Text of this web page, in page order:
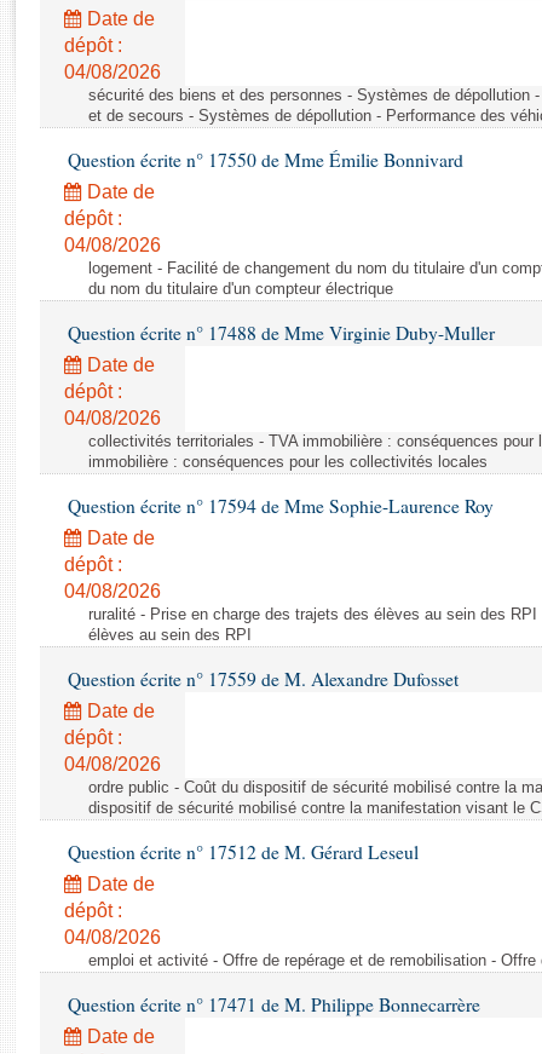
Rapports législatifs
Rapports sur l'application des lois
Baromètre de l’application des lois
Dossiers législatifs
Budget et sécurité sociale
Questions écrites et orales
Comptes rendus des débats
Date de
dépôt :
04/08/2026
sécurité des biens et des personnes - Systèmes de dépollution
et de secours - Systèmes de dépollution - Performance des
Question écrite n° 17550 de Mme Émilie Bonnivard
Date de
dépôt :
04/08/2026
logement - Facilité de changement du nom du titulaire d'un
du nom du titulaire d'un compteur électrique
Question écrite n° 17488 de Mme Virginie Duby-Muller
Date de
dépôt :
04/08/2026
collectivités territoriales - TVA immobilière : conséquences
immobilière : conséquences pour les collectivités locales
Question écrite n° 17594 de Mme Sophie-Laurence Roy
Date de
dépôt :
04/08/2026
ruralité - Prise en charge des trajets des élèves au sein des
élèves au sein des RPI
Question écrite n° 17559 de M. Alexandre Dufosset
Date de
dépôt :
04/08/2026
ordre public - Coût du dispositif de sécurité mobilisé contre la
dispositif de sécurité mobilisé contre la manifestation visant le
Question écrite n° 17512 de M. Gérard Leseul
Date de
dépôt :
04/08/2026
emploi et activité - Offre de repérage et de remobilisation -
Question écrite n° 17471 de M. Philippe Bonnecarrère
Date de